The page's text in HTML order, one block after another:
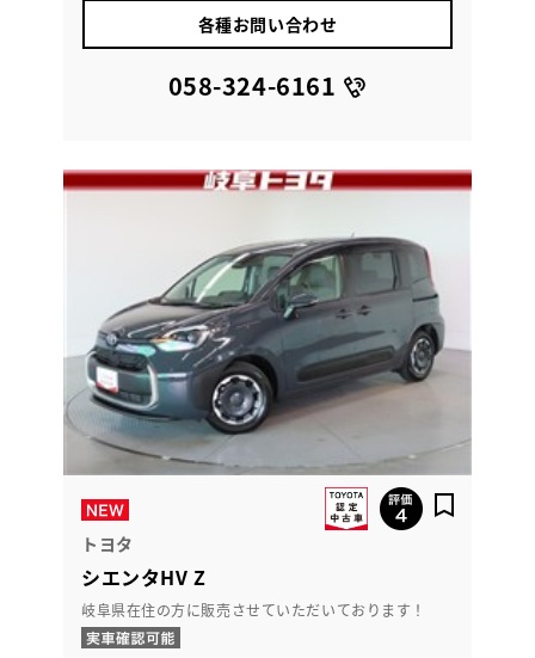
各種お問い合わせ
058-324-6161
トヨタ
シエンタHV Z
岐阜県在住の方に販売させていただいております！